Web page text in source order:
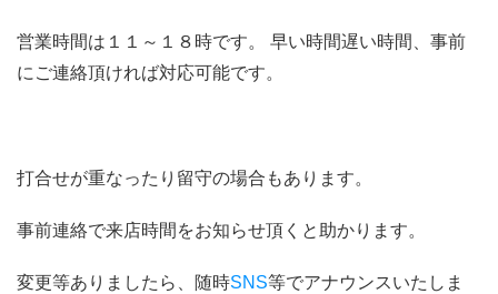
営業時間は１１～１８時です。 早い時間遅い時間、事前
にご連絡頂ければ対応可能です。
打合せが重なったり留守の場合もあります。
事前連絡で来店時間をお知らせ頂くと助かります。
変更等ありましたら、随時SNS等でアナウンスいたしま